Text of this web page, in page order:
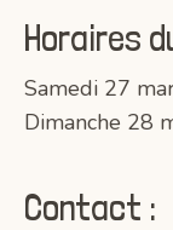
Horaires
Samedi 27
Dimanche 28
Contact :